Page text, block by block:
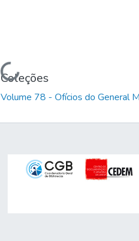
Carregando...
Coleções
Volume 78 - Ofícios do General